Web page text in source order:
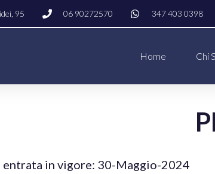
95 06 90272570​ 347 403 0398
Home Chi
entrata in vigore: 30-Maggio-2024